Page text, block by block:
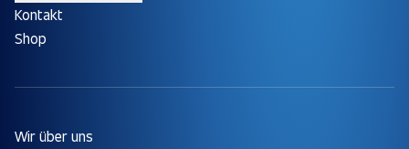
Kontakt
Shop
Wir über uns